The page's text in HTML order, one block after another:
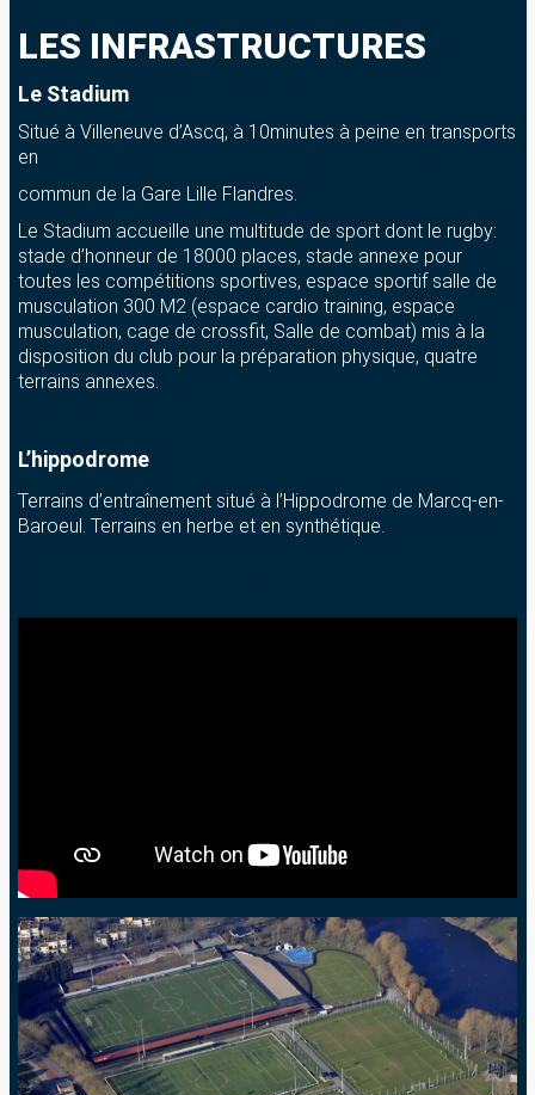
LES INFRASTRUCTURES
Le Stadium
Situé à Villeneuve d’Ascq, à 10minutes à peine en transports
en
commun de la Gare Lille Flandres.
Le Stadium accueille une multitude de sport dont le rugby:
stade d’honneur de 18000 places, stade annexe pour
toutes les compétitions sportives, espace sportif salle de
musculation 300 M2 (espace cardio training, espace
musculation, cage de crossfit, Salle de combat) mis à la
disposition du club pour la préparation physique, quatre
terrains annexes.
L’hippodrome
Terrains d’entraînement situé à l’Hippodrome de Marcq-en-
Baroeul. Terrains en herbe et en synthétique.